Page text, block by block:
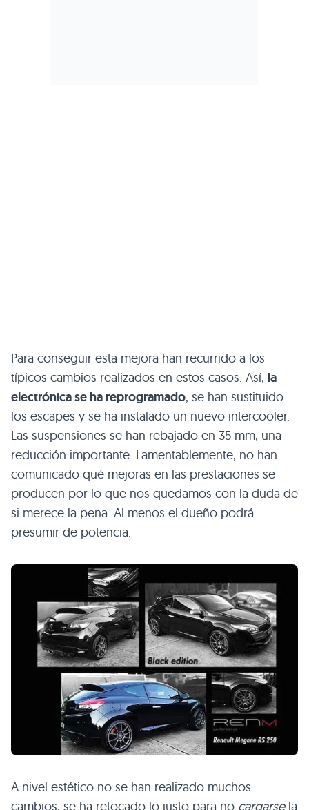
Para conseguir esta mejora han recurrido a los
típicos cambios realizados en estos casos. Así, la
electrónica se ha reprogramado, se han sustituido
los escapes y se ha instalado un nuevo intercooler.
Las suspensiones se han rebajado en 35 mm, una
reducción importante. Lamentablemente, no han
comunicado qué mejoras en las prestaciones se
producen por lo que nos quedamos con la duda de
si merece la pena. Al menos el dueño podrá
presumir de potencia.
A nivel estético no se han realizado muchos
cambios, se ha retocado lo justo para no cargarsela